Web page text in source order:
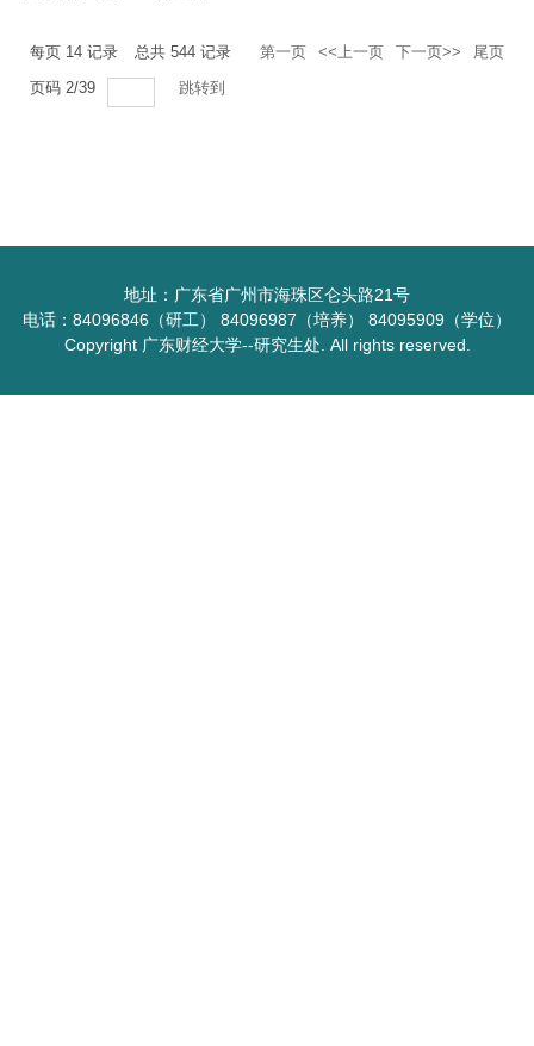
每页 14 记录 总共 544 记录 第一页 <<上一页 下一页>>
尾页
页码 2/39 跳转到
地址：广东省广州市海珠区仑头路21号
电话：84096846（研工） 84096987（培养） 84095909（学位）
Copyright 广东财经大学--研究生处. All rights reserved.